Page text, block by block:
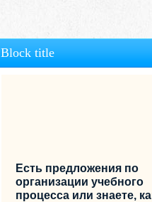
Block title
Есть предложения по
организации учебного
процесса или знаете,